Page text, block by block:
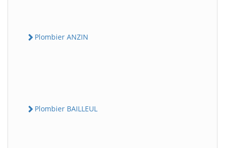
Plombier ANZIN
Plombier BAILLEUL